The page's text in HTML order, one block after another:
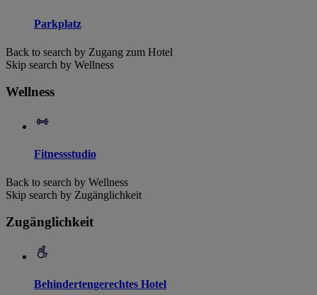
Parkplatz
Back to search by Zugang zum Hotel
Skip search by Wellness
Wellness
Fitnessstudio
Back to search by Wellness
Skip search by Zugänglichkeit
Zugänglichkeit
Behindertengerechtes Hotel